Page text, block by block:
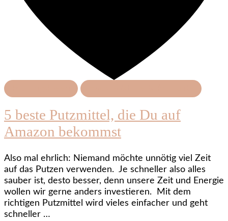
5 beste Putzmittel, die Du auf
Amazon bekommst
Also mal ehrlich: Niemand möchte unnötig viel Zeit
auf das Putzen verwenden. Je schneller also alles
sauber ist, desto besser, denn unsere Zeit und Energie
wollen wir gerne anders investieren. Mit dem
richtigen Putzmittel wird vieles einfacher und geht
schneller …